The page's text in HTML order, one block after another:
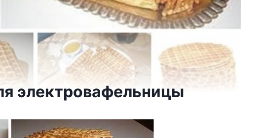
электровафельницы